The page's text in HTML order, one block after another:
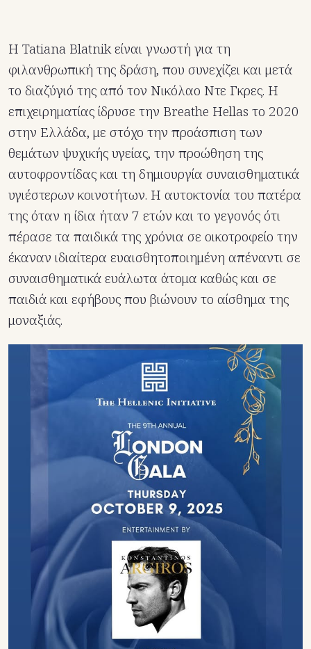
Η Tatiana Blatnik είναι γνωστή για τη
φιλανθρωπική της δράση, που συνεχίζει και μετά
το διαζύγιό της από τον Νικόλαο Ντε Γκρες. Η
επιχειρηματίας ίδρυσε την Breathe Hellas το 2020
στην Ελλάδα, με στόχο την προάσπιση των
θεμάτων ψυχικής υγείας, την προώθηση της
αυτοφροντίδας και τη δημιουργία συναισθηματικά
υγιέστερων κοινοτήτων. Η αυτοκτονία του πατέρα
της όταν η ίδια ήταν 7 ετών και το γεγονός ότι
πέρασε τα παιδικά της χρόνια σε οικοτροφείο την
έκαναν ιδιαίτερα ευαισθητοποιημένη απέναντι σε
συναισθηματικά ευάλωτα άτομα καθώς και σε
παιδιά και εφήβους που βιώνουν το αίσθημα της
μοναξιάς.